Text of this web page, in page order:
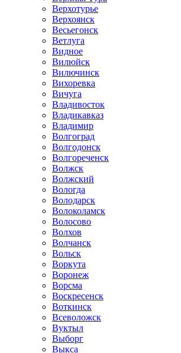
Верхотурье
Верхоянск
Весьегонск
Ветлуга
Видное
Вилюйск
Вилючинск
Вихоревка
Вичуга
Владивосток
Владикавказ
Владимир
Волгоград
Волгодонск
Волгореченск
Волжск
Волжский
Вологда
Володарск
Волоколамск
Волосово
Волхов
Волчанск
Вольск
Воркута
Воронеж
Ворсма
Воскресенск
Воткинск
Всеволожск
Вуктыл
Выборг
Выкса